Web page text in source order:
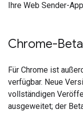
Ihre Web Sender-
Chrome-
Für Chrome ist
verfügbar. Neue
vollständigen
ausgeweitet; der